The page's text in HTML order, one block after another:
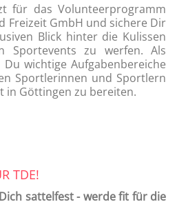
für das Volunteerprogramm
Freizeit GmbH und sichere Dir
Blick hinter die Kulissen
Sportevents zu werfen. Als
wichtige Aufgabenbereiche
Sportlerinnen und Sportlern
in Göttingen zu bereiten.
TDE!
sattelfest - werde fit für die